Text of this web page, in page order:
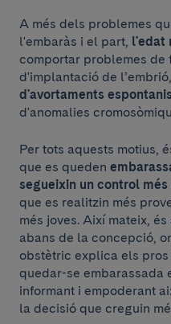
A més dels problemes
l'embaràs i el part, l'edat
comportar problemes
d'implantació de l’embrió,
d'avortaments
d'anomalies
Per tots aquests motius,
que es queden
segueixin un control
que es realitzin més
més joves. Així mateix,
abans de la concepció,
obstètric explica els
quedar-se embarassada
informant i empoderant
la decisió que creguin